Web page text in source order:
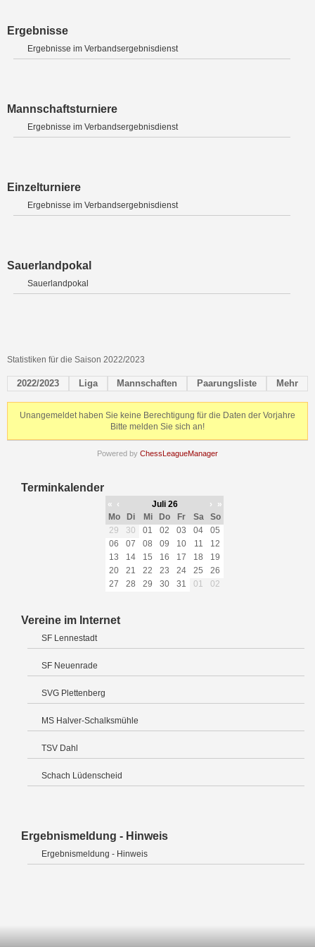
Ergebnisse
Ergebnisse im Verbandsergebnisdienst
Mannschaftsturniere
Ergebnisse im Verbandsergebnisdienst
Einzelturniere
Ergebnisse im Verbandsergebnisdienst
Sauerlandpokal
Sauerlandpokal
Statistiken für die Saison 2022/2023
2022/2023 Liga Mannschaften Paarungsliste Mehr
Unangemeldet haben Sie keine Berechtigung für die Daten der Vorjahre
Bitte melden Sie sich an!
Powered by ChessLeagueManager
Terminkalender
« ‹ Juli 26 ›
»
Mo
Di Mi Do Fr Sa
So
29
30 01 02 03 04
05
06
07 08 09 10 11
12
13
14 15 16 17 18
19
20
21 22 23 24 25
26
27
28 29 30 31 01 02
Vereine im Internet
SF Lennestadt
SF Neuenrade
SVG Plettenberg
MS Halver-Schalksmühle
TSV Dahl
Schach Lüdenscheid
Ergebnismeldung - Hinweis
Ergebnismeldung - Hinweis